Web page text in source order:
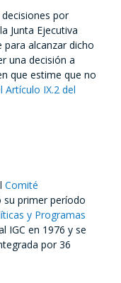
por
Junta Ejecutiva
alcanzar dicho
una decisión a
que estime que no
Artículo IX.2 del
Comité
su primer período
y Programas
IGC en 1976 y se
por 36